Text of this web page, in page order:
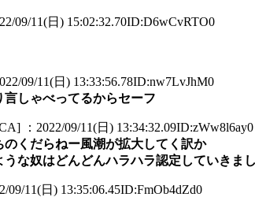
09/11(日) 15:02:32.70ID:D6wCvRTO0
09/11(日) 13:33:56.78ID:nw7LvJhM0
しゃべってるからセーフ
：2022/09/11(日) 13:34:32.09ID:zWw8l6ay0
くだらねー風潮が拡大してく訳か
な奴はどんどんハラハラ認定していきま
11(日) 13:35:06.45ID:FmOb4dZd0